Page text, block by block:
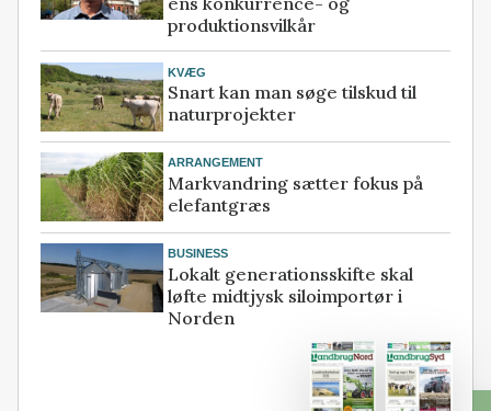
produktionsvilkår
KVÆG
Snart kan man søge tilskud til
naturprojekter
ARRANGEMENT
Markvandring sætter fokus på
elefantgræs
BUSINESS
Lokalt generationsskifte skal
løfte midtjysk siloimportør i
Norden